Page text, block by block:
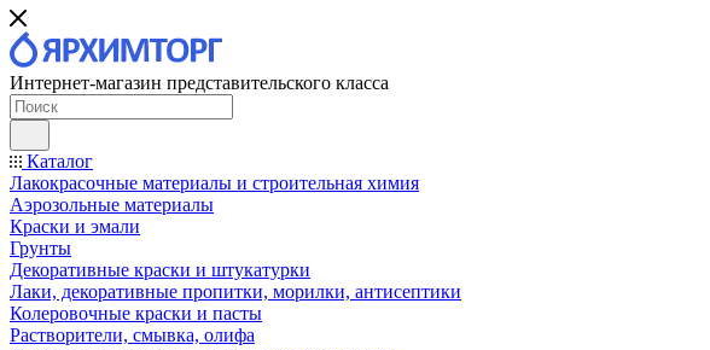
Интернет-магазин представительского класса
Каталог
Лакокрасочные материалы и строительная химия
Аэрозольные материалы
Краски и эмали
Грунты
Декоративные краски и штукатурки
Лаки, декоративные пропитки, морилки, антисептики
Колеровочные краски и пасты
Растворители, смывка, олифа